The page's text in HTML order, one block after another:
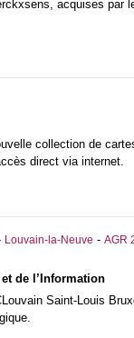
acquises par
collection de
direct via internet.
Louvain-la-Neuve - AGR
de l’Information
Saint-Louis